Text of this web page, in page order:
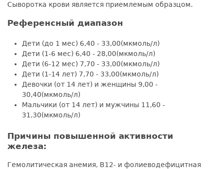
Сыворотка крови является приемлемым образцом.
Референсный диапазон
Дети (до 1 мес) 6,40 - 33,00(мкмоль/л)
Дети (1-6 мес) 6,40 - 28,00(мкмоль/л)
Дети (6-12 мес) 7,70 - 33,00(мкмоль/л)
Дети (1-14 лет) 7,70 - 33,00(мкмоль/л)
Девочки (от 14 лет) и женщины 9,00 -
30,40(мкмоль/л)
Мальчики (от 14 лет) и мужчины 11,60 -
31,30(мкмоль/л)
Причины повышенной активности
железа:
Гемолитическая анемия, В12- и фолиеводефицитная